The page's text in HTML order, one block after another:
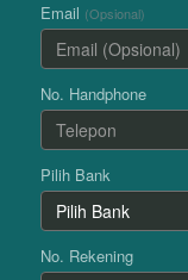
Email (Opsional)
No. Handphone
Pilih Bank
No. Rekening